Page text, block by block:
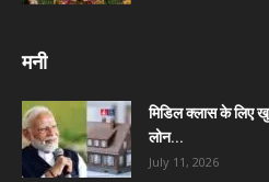
मनी
मिडिल क्लास के लिए
लोन...
July 11, 2026